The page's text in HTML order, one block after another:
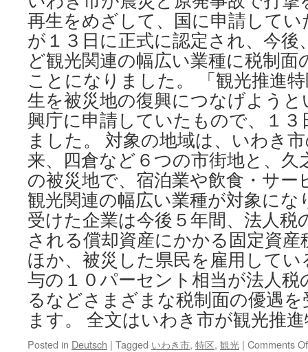
い
ま、
ど
ん
な
状
況
な
の
か
―
若
手
世
代
が
内
側
か
ら
見
つ
め
て
福
再生をめざして、国に申請してい
が１３日に正式に認定され、今後
ど観光関連の幅広い業種に税制
ことになりました。 「観光推進
生を被災地の復興につなげよう
興庁に申請していたもので、１
ました。 対象の地域は、いわき
来、四倉など６つの市街地と、久
の被災地で、宿泊業や飲食・サー
観光関連の幅広い業種が対象にな
受けた企業は今後５年間、法人税
される償却資産にかかる固定資
ほか、被災した県民を雇用して
与の１０パーセント相当が法人
るなどさまざまな税制面の優遇
ます。 全文はいわき市が観光推
Posted in Deutsch | Tagged いわき市, 特区, 観光 | Comments